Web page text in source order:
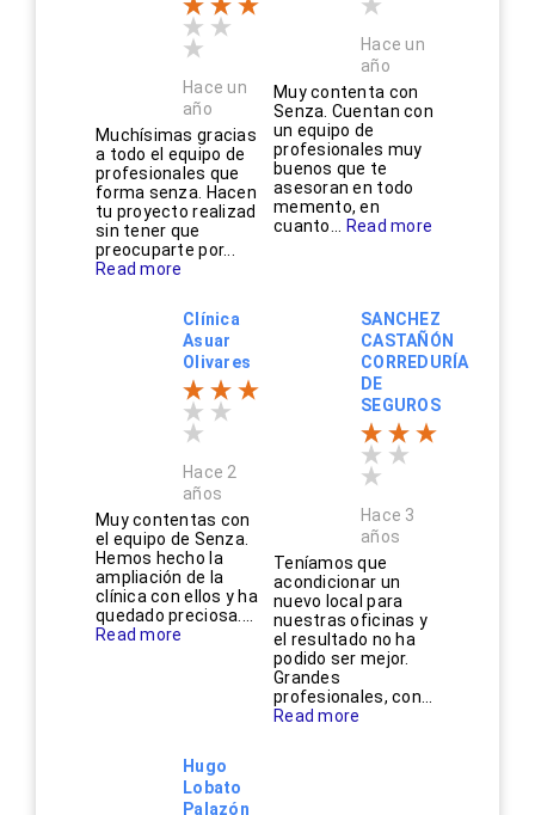
Hace un
año
Muchísimas gracias
a todo el equipo de
profesionales que
forma senza. Hacen
tu proyecto realizad
sin tener que
preocuparte por...
Read more
Hace un
año
Muy contenta con
Senza. Cuentan con
un equipo de
profesionales muy
buenos que te
asesoran en todo
memento, en
cuanto...
Read more
Clínica
Asuar
Olivares
Hace 2
años
Muy contentas con
el equipo de Senza.
Hemos hecho la
ampliación de la
clínica con ellos y ha
quedado preciosa....
Read more
SANCHEZ
CASTAÑÓN
CORREDURÍA
DE
SEGUROS
Hace 3
años
Teníamos que
acondicionar un
nuevo local para
nuestras oficinas y
el resultado no ha
podido ser mejor.
Grandes
profesionales, con...
Read more
Hugo
Lobato
Palazón